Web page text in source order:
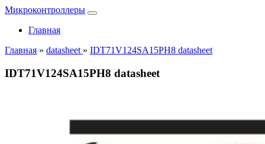
Микроконтроллеры
Главная
Главная » datasheet » IDT71V124SA15PH8 datasheet
IDT71V124SA15PH8 datasheet